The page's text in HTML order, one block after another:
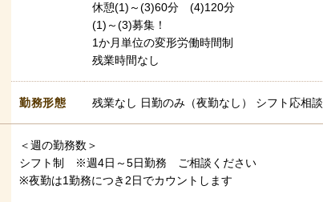
休憩(1)～(3)60分 (4)120分
(1)～(3)募集！
1か月単位の変形労働時間制
残業時間なし
勤務形態 残業なし 日勤のみ（夜勤なし） シフト応相談
＜週の勤務数＞
シフト制 ※週4日～5日勤務 ご相談ください
※夜勤は1勤務につき2日でカウントします